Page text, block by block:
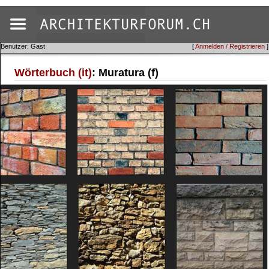
[Anmelden / Registrieren ]
Benutzer: Gast
Wörterbuch (it): Muratura (f)